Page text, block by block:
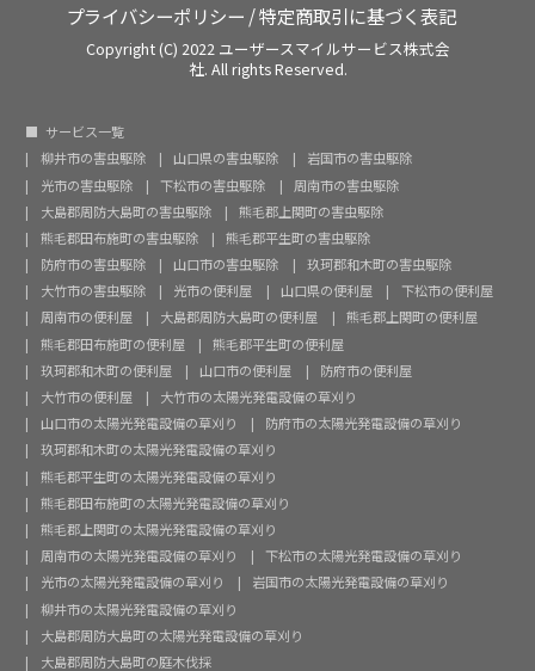
プライバシーポリシー /特定商取引に基づく表記
Copyright (C) 2022 ユーザースマイルサービス株式会
社. All rights Reserved.
サービス一覧
柳井市の害虫駆除
山口県の害虫駆除
岩国市の害虫駆除
光市の害虫駆除
下松市の害虫駆除
周南市の害虫駆除
大島郡周防大島町の害虫駆除
熊毛郡上関町の害虫駆除
熊毛郡田布施町の害虫駆除
熊毛郡平生町の害虫駆除
防府市の害虫駆除
山口市の害虫駆除
玖珂郡和木町の害虫駆除
大竹市の害虫駆除
光市の便利屋 山口県の便利屋
下松市の便利屋
周南市の便利屋
大島郡周防大島町の便利屋
熊毛郡上関町の便利屋
熊毛郡田布施町の便利屋
熊毛郡平生町の便利屋
玖珂郡和木町の便利屋
山口市の便利屋
防府市の便利屋
大竹市の便利屋
大竹市の太陽光発電設備の草刈り
山口市の太陽光発電設備の草刈り
防府市の太陽光発電設備の草刈り
玖珂郡和木町の太陽光発電設備の草刈り
熊毛郡平生町の太陽光発電設備の草刈り
熊毛郡田布施町の太陽光発電設備の草刈り
熊毛郡上関町の太陽光発電設備の草刈り
周南市の太陽光発電設備の草刈り
下松市の太陽光発電設備の草刈り
光市の太陽光発電設備の草刈り
岩国市の太陽光発電設備の草刈り
柳井市の太陽光発電設備の草刈り
大島郡周防大島町の太陽光発電設備の草刈り
大島郡周防大島町の庭木伐採